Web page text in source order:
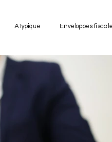
Atypique Enveloppes